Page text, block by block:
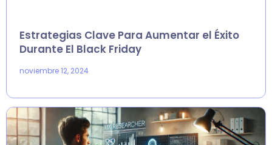
Estrategias Clave Para Aumentar el Éxito
Durante El Black Friday
noviembre 12, 2024